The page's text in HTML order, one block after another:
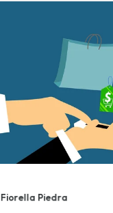
Fiorella Piedra